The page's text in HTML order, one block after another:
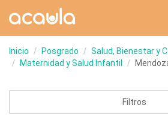
Inicio Posgrado
Salud, Bienestar y
Maternidad y Salud Infantil
Filtros